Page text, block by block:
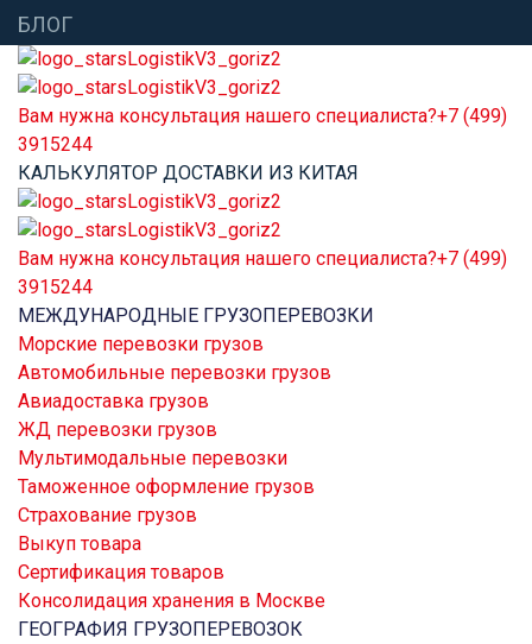
БЛОГ
Вам нужна консультация нашего специалиста?+7 (499)
3915244
КАЛЬКУЛЯТОР ДОСТАВКИ ИЗ КИТАЯ
Вам нужна консультация нашего специалиста?+7 (499)
3915244
МЕЖДУНАРОДНЫЕ ГРУЗОПЕРЕВОЗКИ
Морские перевозки грузов
Автомобильные перевозки грузов
Авиадоставка грузов
ЖД перевозки грузов
Мультимодальные перевозки
Таможенное оформление грузов
Страхование грузов
Выкуп товара
Сертификация товаров
Консолидация хранения в Москве
ГЕОГРАФИЯ ГРУЗОПЕРЕВОЗОК